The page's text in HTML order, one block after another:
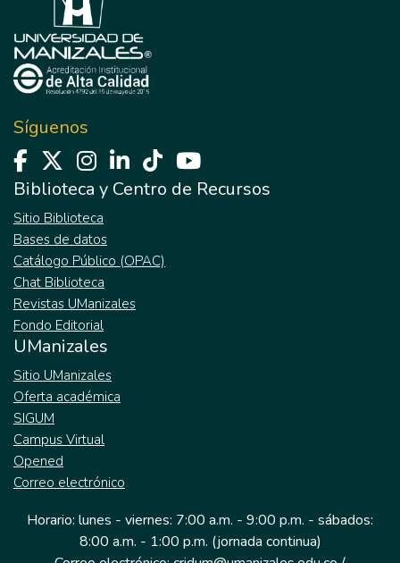
Síguenos
Biblioteca y Centro de Recursos
Sitio Biblioteca
Bases de datos
Catálogo Público (OPAC)
Chat Biblioteca
Revistas UManizales
Fondo Editorial
UManizales
Sitio UManizales
Oferta académica
SIGUM
Campus Virtual
Opened
Correo electrónico
Horario: lunes - viernes: 7:00 a.m. - 9:00 p.m. - sábados:
8:00 a.m. - 1:00 p.m. (jornada continua)